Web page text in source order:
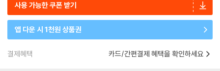
사용 가능한 쿠폰 받기
앱 다운 시 1천원 상품권
결제혜택 카드/간편결제 혜택을 확인하세요